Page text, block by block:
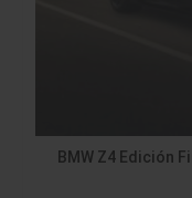
BMW Z4 Edición